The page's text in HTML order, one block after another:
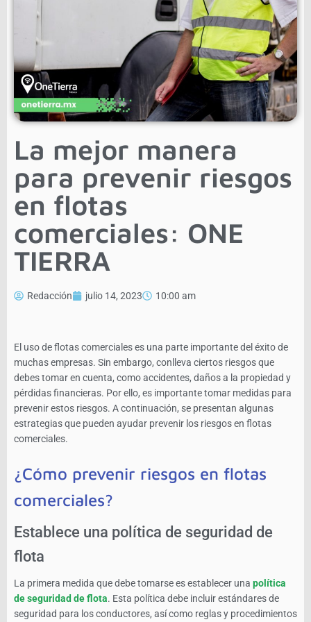
La mejor manera
para prevenir riesgos
en flotas
comerciales: ONE
TIERRA
Redacción julio 14, 2023 10:00 am
El uso de flotas comerciales es una parte importante del éxito de
muchas empresas. Sin embargo, conlleva ciertos riesgos que
debes tomar en cuenta, como accidentes, daños a la propiedad y
pérdidas financieras. Por ello, es importante tomar medidas para
prevenir estos riesgos. A continuación, se presentan algunas
estrategias que pueden ayudar prevenir los riesgos en flotas
comerciales.
¿Cómo prevenir riesgos en flotas
comerciales?
Establece una política de seguridad de
flota
La primera medida que debe tomarse es establecer una política
de seguridad de flota. Esta política debe incluir estándares de
seguridad para los conductores, así como reglas y procedimientos